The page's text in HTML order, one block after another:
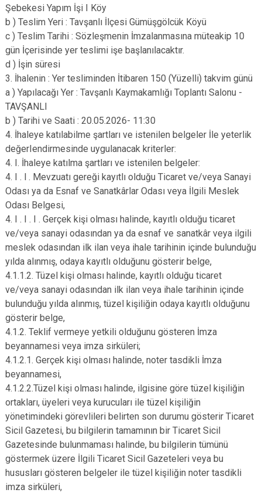
Şebekesi Yapım İşi I Köy
b ) Teslim Yeri : Tavşanlı İlçesi Gümüşgölcük Köyü
c ) Teslim Tarihi : Sözleşmenin İmzalanmasına müteakip 10
gün İçerisinde yer teslimi işe başlanılacaktır.
d ) İşin süresi
3. İhalenin : Yer tesliminden İtibaren 150 (Yüzelli) takvim günü
a ) Yapılacağı Yer : Tavşanlı Kaymakamlığı Toplantı Salonu -
TAVŞANLI
b ) Tarihi ve Saati : 20.05.2026- 11:30
4. İhaleye katılabilme şartları ve istenilen belgeler İle yeterlik
değerIendirmesinde uygulanacak kriterler:
4. I. İhaleye katılma şartları ve istenilen belgeler:
4. I . l . Mevzuatı gereği kayıtlı olduğu Ticaret ve/veya Sanayi
Odası ya da Esnaf ve Sanatkârlar Odası veya İlgili Meslek
Odası Belgesi,
4. I . I . I . Gerçek kişi olması halinde, kayıtlı olduğu ticaret
ve/veya sanayi odasından ya da esnaf ve sanatkâr veya ilgili
meslek odasından ilk ilan veya ihale tarihinin içinde bulunduğu
yılda alınmış, odaya kayıtlı olduğunu gösterir belge,
4.1.1.2. Tüzel kişi olması halinde, kayıtlı olduğu ticaret
ve/veya sanayi odasından ilk ilan veya ihale tarihinin içinde
bulunduğu yılda alınmış, tüzel kişiliğin odaya kayıtlı olduğunu
gösterir belge,
4.1.2. Teklif vermeye yetkili olduğunu gösteren İmza
beyannamesi veya imza sirküleri;
4.1.2.1. Gerçek kişi olması halinde, noter tasdikli İmza
beyannamesi,
4.1.2.2.Tüzel kişi olması halinde, ilgisine göre tüzel kişiliğin
ortakları, üyeleri veya kurucuları ile tüzel kişiliğin
yönetimindeki görevlileri belirten son durumu gösterir Ticaret
Sicil Gazetesi, bu bilgilerin tamamının bir Ticaret Sicil
Gazetesinde bulunmaması halinde, bu bilgilerin tümünü
göstermek üzere İlgili Ticaret Sicil Gazeteleri veya bu
hususları gösteren belgeler ile tüzel kişiliğin noter tasdikli
imza sirküleri,